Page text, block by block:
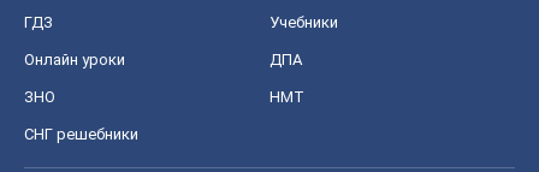
ГДЗ Учебники
Онлайн уроки ДПА
ЗНО НМТ
СНГ решебники